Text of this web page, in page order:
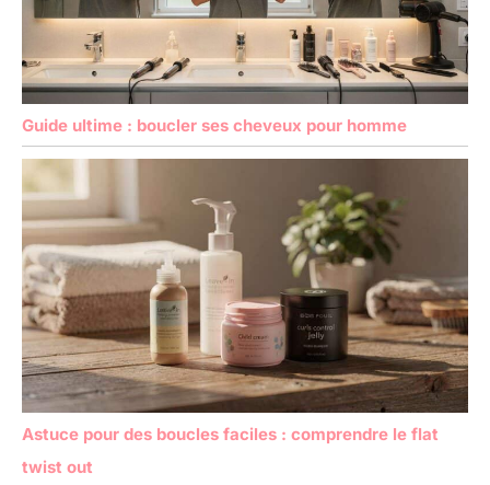
Guide ultime : boucler ses cheveux pour homme
Astuce pour des boucles faciles : comprendre le flat
twist out